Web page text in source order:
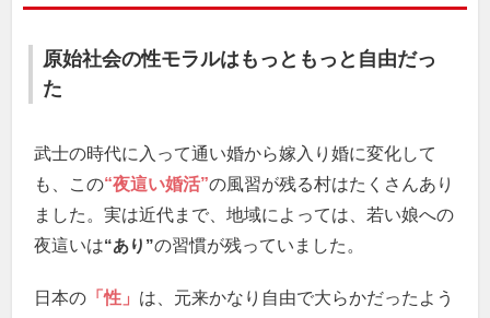
原始社会の性モラルはもっともっと自由だっ
た
武士の時代に入って通い婚から嫁入り婚に変化して
も、この“夜這い婚活”の風習が残る村はたくさんあり
ました。実は近代まで、地域によっては、若い娘への
夜這いは“あり”の習慣が残っていました。
日本の 「性」 は、元来かなり自由で大らかだったよう